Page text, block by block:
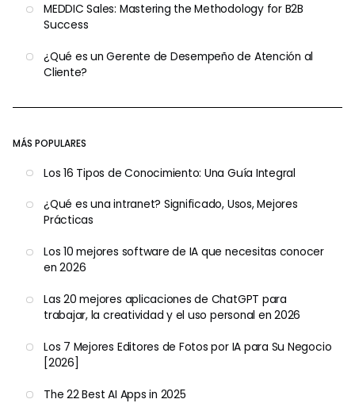
MEDDIC Sales: Mastering the Methodology for B2B
Success
¿Qué es un Gerente de Desempeño de Atención al
Cliente?
MÁS POPULARES
Los 16 Tipos de Conocimiento: Una Guía Integral
¿Qué es una intranet? Significado, Usos, Mejores
Prácticas
Los 10 mejores software de IA que necesitas conocer
en 2026
Las 20 mejores aplicaciones de ChatGPT para
trabajar, la creatividad y el uso personal en 2026
Los 7 Mejores Editores de Fotos por IA para Su Negocio
[2026]
The 22 Best AI Apps in 2025